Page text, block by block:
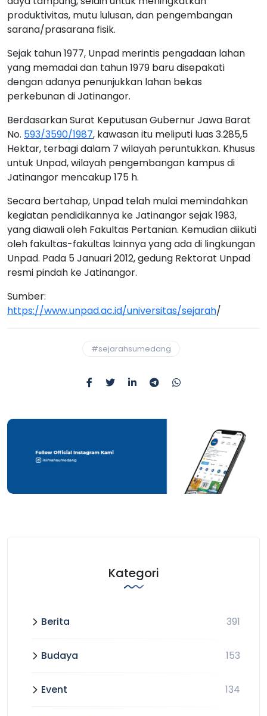
produktivitas, mutu lulusan, dan pengembangan
sarana/prasarana fisik.
Sejak tahun 1977, Unpad merintis pengadaan lahan
yang memadai dan tahun 1979 baru disepakati
dengan adanya penunjukkan lahan bekas
perkebunan di Jatinangor.
Berdasarkan Surat Keputusan Gubernur Jawa Barat
No. 593/3590/1987, kawasan itu meliputi luas 3.285,5
Hektar, terbagi dalam 7 wilayah peruntukkan. Khusus
untuk Unpad, wilayah pengembangan kampus di
Jatinangor mencakup 175 h.
Secara bertahap, Unpad telah mulai memindahkan
kegiatan pendidikannya ke Jatinangor sejak 1983,
yang diawali oleh Fakultas Pertanian. Kemudian diikuti
oleh fakultas-fakultas lainnya yang ada di lingkungan
Unpad. Pada 5 Januari 2012, gedung Rektorat Unpad
resmi pindah ke Jatinangor.
Sumber:
https://www.unpad.ac.id/universitas/sejarah/
#sejarahsumedang
Kategori
Berita 391
Budaya 153
Event 134